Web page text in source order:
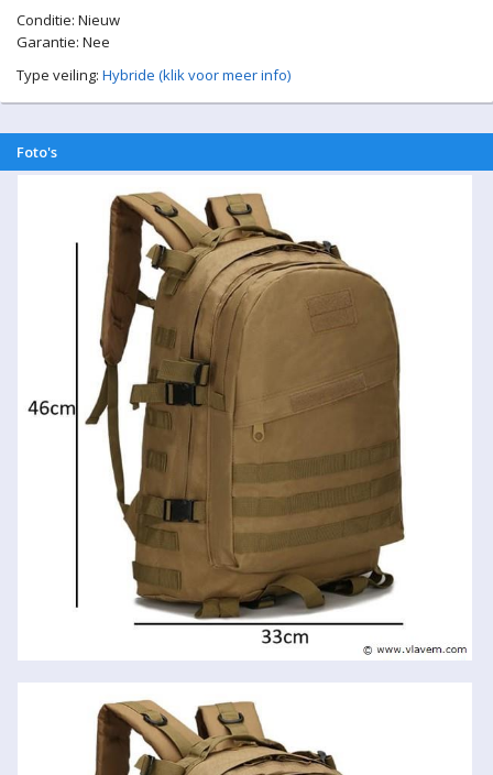
Conditie: Nieuw
Garantie: Nee
Type veiling: Hybride (klik voor meer info)
Foto's